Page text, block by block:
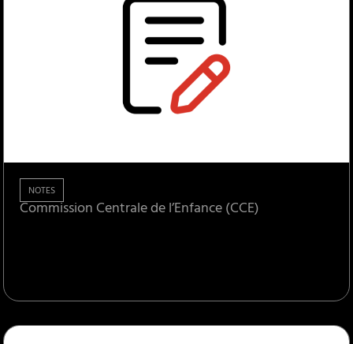
NOTES
Commission Centrale de l’Enfance (CCE)